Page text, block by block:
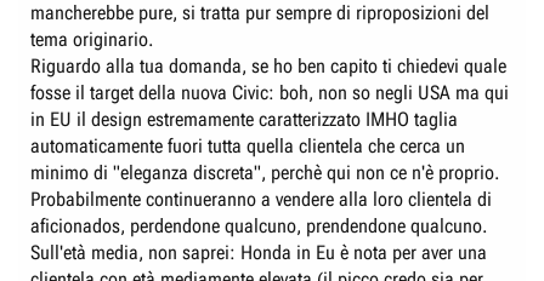
P.S. non mi pare tu abbia risposto al mio post, l'argomento non ha nulla
a che vedere con Golf o Astra o Giulietta o quello che preferisci.
mancherebbe pure, si tratta pur sempre di riproposizioni del
tema originario.
Riguardo alla tua domanda, se ho ben capito ti chiedevi quale
fosse il target della nuova Civic: boh, non so negli USA ma qui
in EU il design estremamente caratterizzato IMHO taglia
automaticamente fuori tutta quella clientela che cerca un
minimo di "eleganza discreta", perchè qui non ce n'è proprio.
Probabilmente continueranno a vendere alla loro clientela di
aficionados, perdendone qualcuno, prendendone qualcuno.
Sull'età media, non saprei: Honda in Eu è nota per aver una